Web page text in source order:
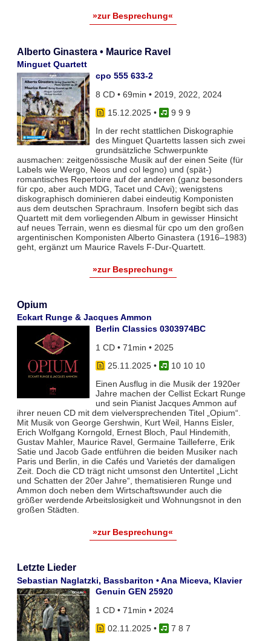
»zur Besprechung«
Alberto Ginastera • Maurice Ravel
Minguet Quartett
cpo 555 633-2
8 CD • 69min • 2019, 2022, 2024
15.12.2025•
9 9 9
In der recht stattlichen Diskographie
des Minguet Quartetts lassen sich zwei
grundsätzliche Schwerpunkte
ausmachen: zeitgenössische Musik auf der einen Seite (für
Labels wie Wergo, Neos und col legno) und (spät-)
romantisches Repertoire auf der anderen (ganz besonders
für cpo, aber auch MDG, Tacet und CAvi); wenigstens
diskographisch dominieren dabei eindeutig Komponisten
aus dem deutschen Sprachraum. Insofern begibt sich das
Quartett mit dem vorliegenden Album in gewisser Hinsicht
auf neues Terrain, wenn es diesmal für cpo um den großen
argentinischen Komponisten Alberto Ginastera (1916–1983)
geht, ergänzt um Maurice Ravels F-Dur-Quartett.
»zur Besprechung«
Opium
Eckart Runge & Jacques Ammon
Berlin Classics 0303974BC
1 CD • 71min • 2025
25.11.2025•
10 10 10
Einen Ausflug in die Musik der 1920er
Jahre machen der Cellist Eckart Runge
und sein Pianist Jacques Ammon auf
ihrer neuen CD mit dem vielversprechenden Titel „Opium“.
Mit Musik von George Gershwin, Kurt Weil, Hanns Eisler,
Erich Wolfgang Korngold, Ernest Bloch, Paul Hindemith,
Gustav Mahler, Maurice Ravel, Germaine Tailleferre, Erik
Satie und Jacob Gade entführen die beiden Musiker nach
Paris und Berlin, in die Cafés und Varietés der damaligen
Zeit. Doch die CD trägt nicht umsonst den Untertitel „Licht
und Schatten der 20er Jahre“, thematisieren Runge und
Ammon doch neben dem Wirtschaftswunder auch die
größer werdende Arbeitslosigkeit und Wohnungsnot in den
großen Städten.
»zur Besprechung«
Letzte Lieder
Sebastian Naglatzki, Bassbariton • Ana Miceva, Klavier
Genuin GEN 25920
1 CD • 71min • 2024
02.11.2025•
7 8 7